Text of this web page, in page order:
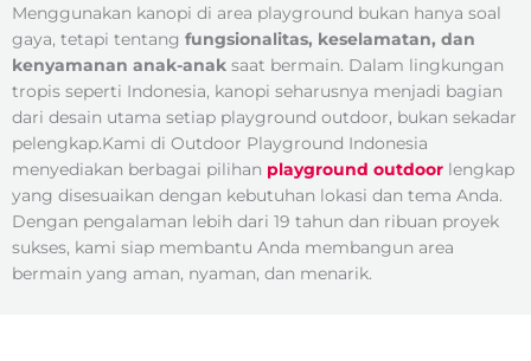
Menggunakan kanopi di area playground bukan hanya soal
gaya, tetapi tentang fungsionalitas, keselamatan, dan
kenyamanan anak-anak saat bermain. Dalam lingkungan
tropis seperti Indonesia, kanopi seharusnya menjadi bagian
dari desain utama setiap playground outdoor, bukan sekadar
pelengkap.Kami di Outdoor Playground Indonesia
menyediakan berbagai pilihan playground outdoor lengkap
yang disesuaikan dengan kebutuhan lokasi dan tema Anda.
Dengan pengalaman lebih dari 19 tahun dan ribuan proyek
sukses, kami siap membantu Anda membangun area
bermain yang aman, nyaman, dan menarik.